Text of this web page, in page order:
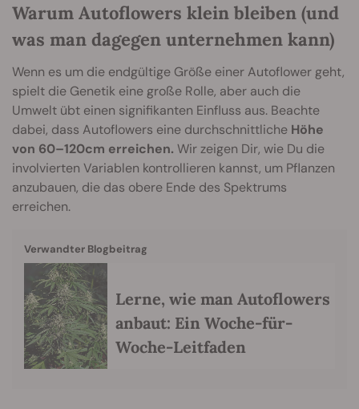
Warum Autoflowers klein bleiben (und
was man dagegen unternehmen kann)
Wenn es um die endgültige Größe einer Autoflower geht,
spielt die Genetik eine große Rolle, aber auch die
Umwelt übt einen signifikanten Einfluss aus. Beachte
dabei, dass Autoflowers eine durchschnittliche Höhe
von 60–120cm erreichen. Wir zeigen Dir, wie Du die
involvierten Variablen kontrollieren kannst, um Pflanzen
anzubauen, die das obere Ende des Spektrums
erreichen.
Verwandter Blogbeitrag
Lerne, wie man Autoflowers
anbaut: Ein Woche-für-
Woche-Leitfaden